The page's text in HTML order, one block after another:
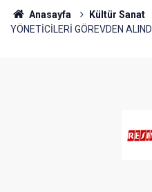
Anasayfa Kültür Sanat
YÖNETİCİLERİ GÖREVDEN ALINDI